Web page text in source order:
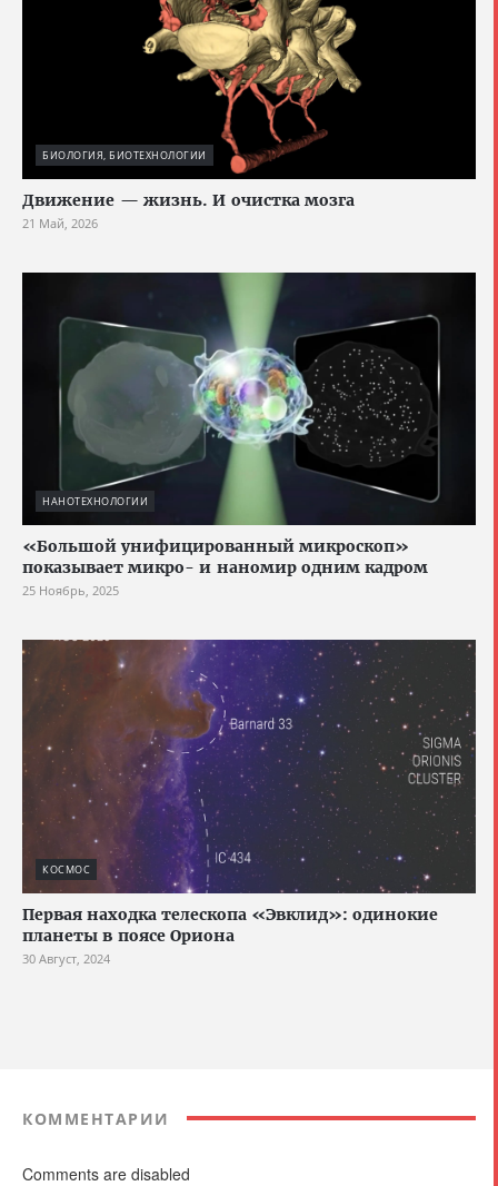
БИОЛОГИЯ, БИОТЕХНОЛОГИИ
Движение — жизнь. И очистка мозга
21 Май, 2026
НАНОТЕХНОЛОГИИ
«Большой унифицированный микроскоп»
показывает микро- и наномир одним кадром
25 Ноябрь, 2025
КОСМОС
Первая находка телескопа «Эвклид»: одинокие
планеты в поясе Ориона
30 Август, 2024
КОММЕНТАРИИ
Comments are disabled